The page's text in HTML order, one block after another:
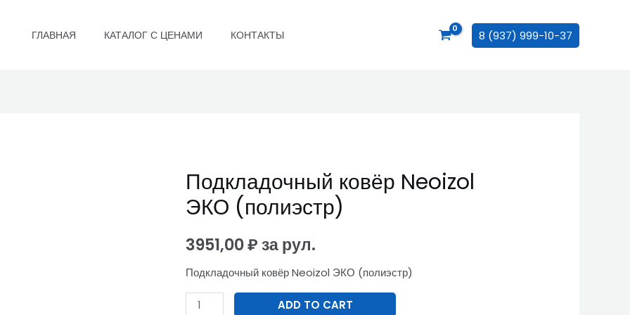
ГЛАВНАЯ КАТАЛОГ С ЦЕНАМИ КОНТАКТЫ 8 (937) 999-10-37
Подкладочный ковёр Neoizol
ЭКО (полиэстр)
3951,00₽за рул.
Подкладочный ковёр Neoizol ЭКО (полиэстр)
Подкладочный
ковёр
Neoizol
ЭКО
(полиэстр)
quantity
ADD TO CART